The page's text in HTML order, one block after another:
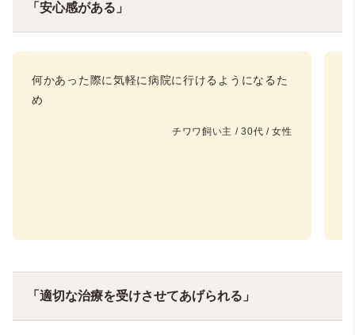
「安心感がある」
何かあった際に気軽に病院に行けるようになるた
め
チワワ飼い主 / 30代 / 女性
「適切な治療を受けさせてあげられる」